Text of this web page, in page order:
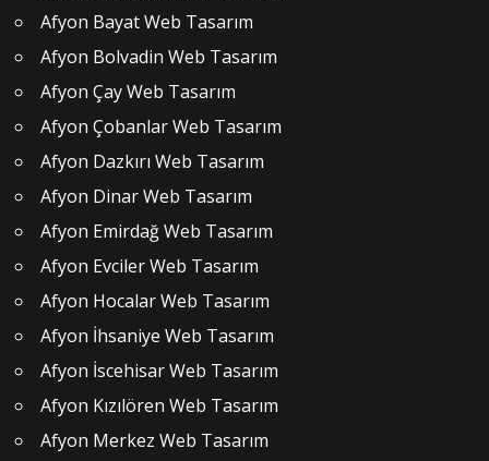
Afyon Bayat Web Tasarım
Afyon Bolvadin Web Tasarım
Afyon Çay Web Tasarım
Afyon Çobanlar Web Tasarım
Afyon Dazkırı Web Tasarım
Afyon Dinar Web Tasarım
Afyon Emirdağ Web Tasarım
Afyon Evciler Web Tasarım
Afyon Hocalar Web Tasarım
Afyon İhsaniye Web Tasarım
Afyon İscehisar Web Tasarım
Afyon Kızılören Web Tasarım
Afyon Merkez Web Tasarım